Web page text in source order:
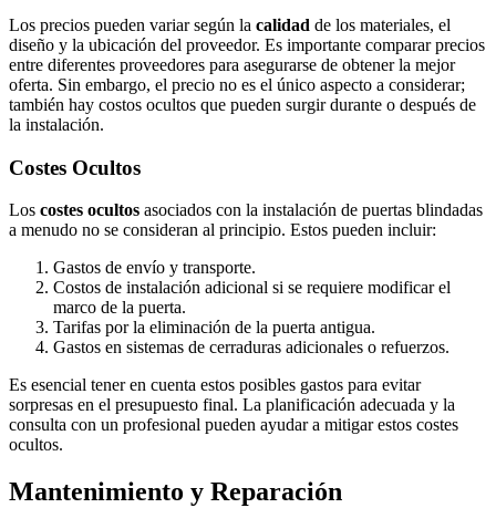
Los precios pueden variar según la calidad de los materiales, el
diseño y la ubicación del proveedor. Es importante comparar precios
entre diferentes proveedores para asegurarse de obtener la mejor
oferta. Sin embargo, el precio no es el único aspecto a considerar;
también hay costos ocultos que pueden surgir durante o después de
la instalación.
Costes Ocultos
Los costes ocultos asociados con la instalación de puertas blindadas
a menudo no se consideran al principio. Estos pueden incluir:
Gastos de envío y transporte.
Costos de instalación adicional si se requiere modificar el
marco de la puerta.
Tarifas por la eliminación de la puerta antigua.
Gastos en sistemas de cerraduras adicionales o refuerzos.
Es esencial tener en cuenta estos posibles gastos para evitar
sorpresas en el presupuesto final. La planificación adecuada y la
consulta con un profesional pueden ayudar a mitigar estos costes
ocultos.
Mantenimiento y Reparación